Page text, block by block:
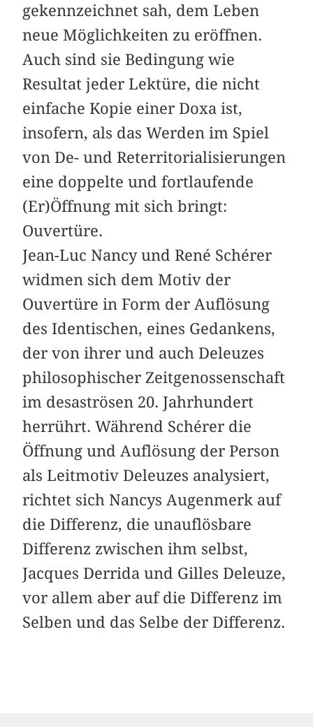
gekennzeichnet sah, dem Leben
neue Möglichkeiten zu eröffnen.
Auch sind sie Bedingung wie
Resultat jeder Lektüre, die nicht
einfache Kopie einer Doxa ist,
insofern, als das Werden im Spiel
von De- und Reterritorialisierungen
eine doppelte und fortlaufende
(Er)Öffnung mit sich bringt:
Ouvertüre.
Jean-Luc Nancy und René Schérer
widmen sich dem Motiv der
Ouvertüre in Form der Auflösung
des Identischen, eines Gedankens,
der von ihrer und auch Deleuzes
philosophischer Zeitgenossenschaft
im desaströsen 20. Jahrhundert
herrührt. Während Schérer die
Öffnung und Auflösung der Person
als Leitmotiv Deleuzes analysiert,
richtet sich Nancys Augenmerk auf
die Differenz, die unauflösbare
Differenz zwischen ihm selbst,
Jacques Derrida und Gilles Deleuze,
vor allem aber auf die Differenz im
Selben und das Selbe der Differenz.